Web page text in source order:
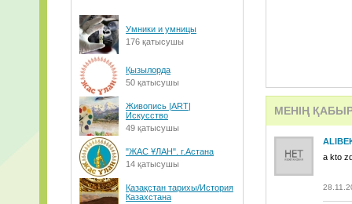
Умники и умницы
176 қатысушы
Қызылорда
50 қатысушы
Живопись |ART|
Искусство
49 қатысушы
"ЖАС ҰЛАН". г.Астана
14 қатысушы
Қазақстан тарихы/История
Казахстана
МЕНІҢ
a kto